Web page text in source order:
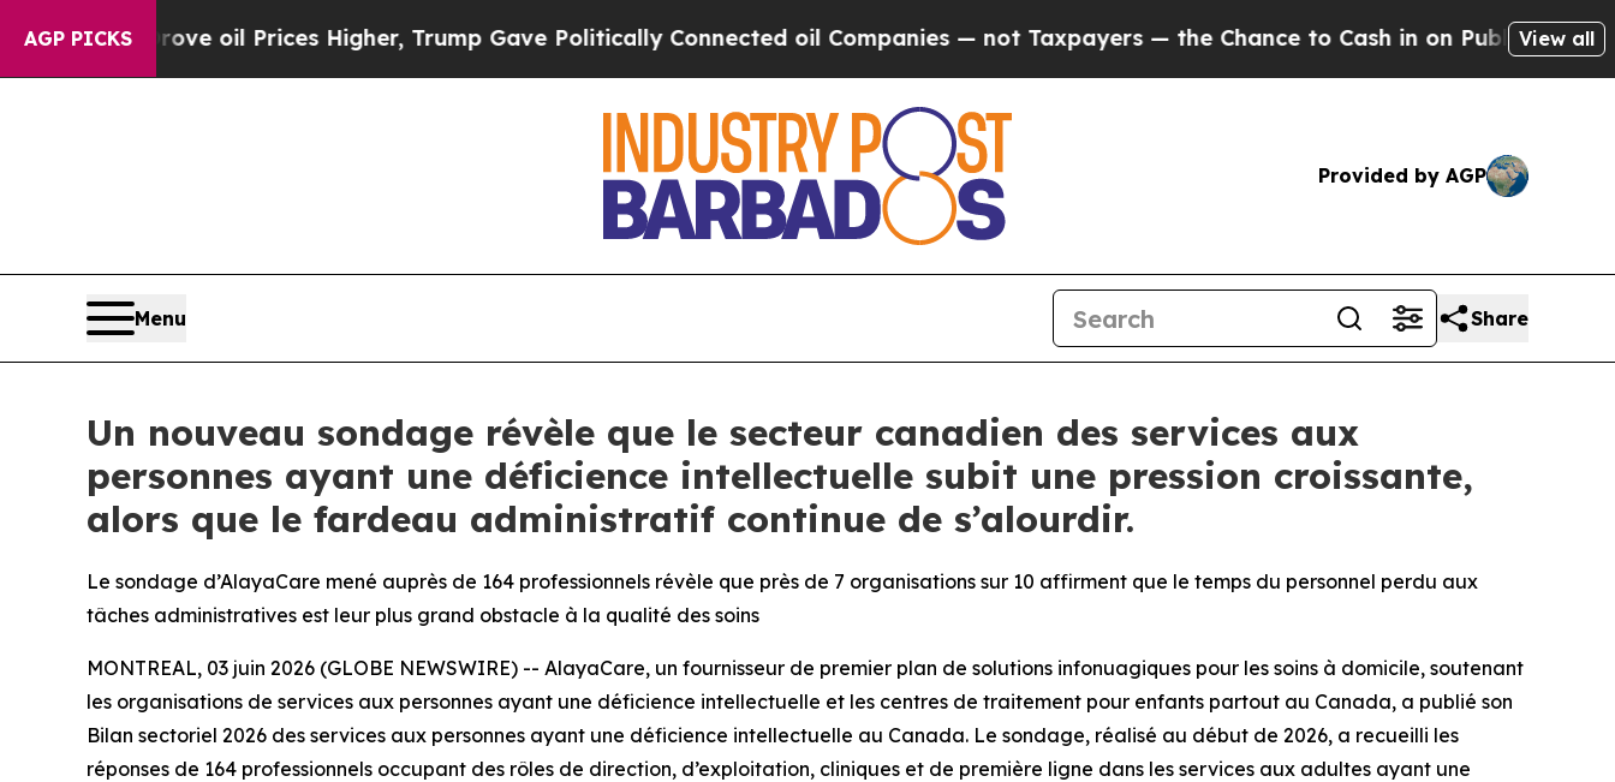
AGP PICKS
Drove oil Prices Higher, Trump Gave Politically Connected oil Companies — not Taxpayers — the Chance to Cash in on Publicly Owned oilFive
View all
Provided by AGP
Menu Share
Un nouveau sondage révèle que le secteur canadien des services aux
personnes ayant une déficience intellectuelle subit une pression croissante,
alors que le fardeau administratif continue de s’alourdir.
Le sondage d’AlayaCare mené auprès de 164 professionnels révèle que près de 7 organisations sur 10 affirment que le temps du personnel perdu aux
tâches administratives est leur plus grand obstacle à la qualité des soins
MONTREAL, 03 juin 2026 (GLOBE NEWSWIRE) -- AlayaCare, un fournisseur de premier plan de solutions infonuagiques pour les soins à domicile, soutenant
les organisations de services aux personnes ayant une déficience intellectuelle et les centres de traitement pour enfants partout au Canada, a publié son
Bilan sectoriel 2026 des services aux personnes ayant une déficience intellectuelle au Canada. Le sondage, réalisé au début de 2026, a recueilli les
réponses de 164 professionnels occupant des rôles de direction, d’exploitation, cliniques et de première ligne dans les services aux adultes ayant une